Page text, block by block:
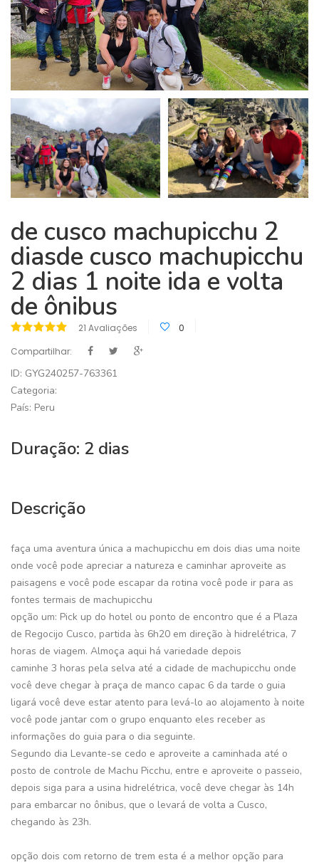
de cusco machupicchu 2
diasde cusco machupicchu
2 dias 1 noite ida e volta
de ônibus
21 Avaliações
0
Compartilhar:
ID: GYG240257-763361
Categoria:
País: Peru
Duração: 2 dias
Descrição
faça uma aventura única a machupicchu em dois dias uma noite
onde você pode apreciar a natureza e caminhar aproveite as
paisagens e você pode escapar da rotina você pode ir para as
fontes termais de machupicchu
opção um: Pick up do hotel ou ponto de encontro que é a Plaza
de Regocijo Cusco, partida às 6h20 em direção à hidrelétrica, 7
horas de viagem. Almoça aqui há variedade depois
caminhe 3 horas pela selva até a cidade de machupicchu onde
você deve chegar à praça de manco capac 6 da tarde o guia
ligará você deve estar atento para levá-lo ao alojamento à noite
você pode jantar com o grupo enquanto eles receber as
informações do guia para o dia seguinte.
Segundo dia Levante-se cedo e aproveite a caminhada até o
posto de controle de Machu Picchu, entre e aproveite o passeio,
depois siga para a usina hidrelétrica, você deve chegar às 14h
para embarcar no ônibus, que o levará de volta a Cusco,
chegando às 23h.
opção dois com retorno de trem esta é a melhor opção para